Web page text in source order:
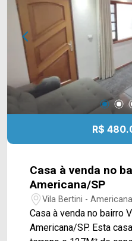
contato com a equipe
a sua visita!!
4546 ARBIX IMÓVEIS - Presente em cada
mudança!
R$
Casa à venda no
Americana/SP
Vila Bertini -
Casa à venda no bairro
Americana/SP. Esta casa possui 150M² de